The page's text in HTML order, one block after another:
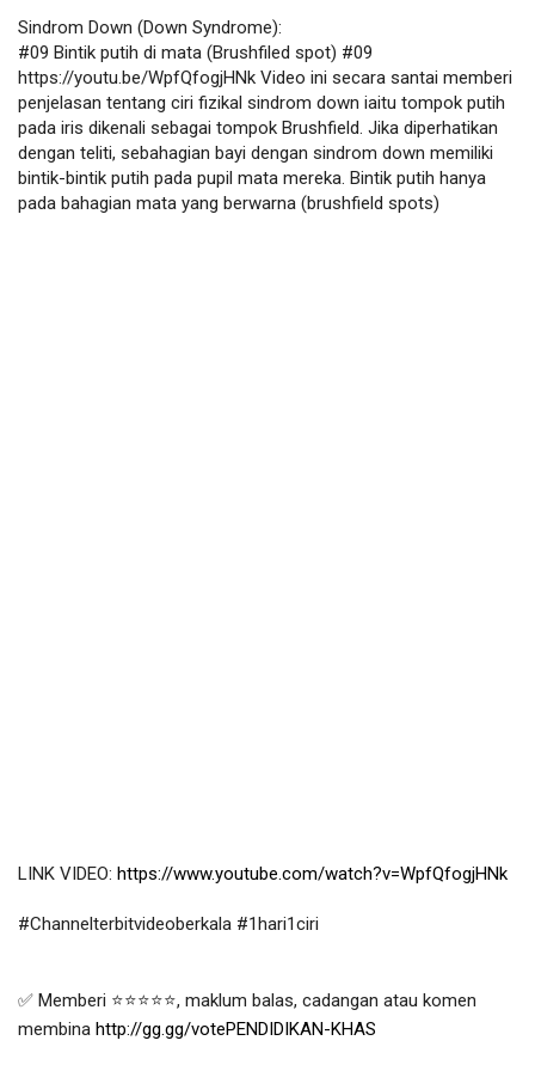
Sindrom Down (Down Syndrome):
#09 Bintik putih di mata (Brushfiled spot) #09
https://youtu.be/WpfQfogjHNk Video ini secara santai memberi
penjelasan tentang ciri fizikal sindrom down iaitu tompok putih
pada iris dikenali sebagai tompok Brushfield. Jika diperhatikan
dengan teliti, sebahagian bayi dengan sindrom down memiliki
bintik-bintik putih pada pupil mata mereka. Bintik putih hanya
LINK VIDEO: https://www.youtube.com/watch?v=WpfQfogjHNk
#Channelterbitvideoberkala​ #1hari1ciri
✅ Memberi ⭐⭐⭐⭐⭐, maklum balas, cadangan atau komen
membina http://gg.gg/votePENDIDIKAN-KHAS